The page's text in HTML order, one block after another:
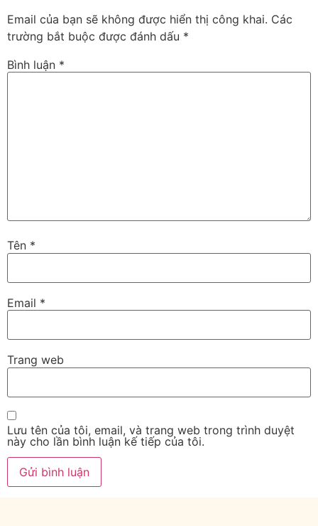
Email của bạn sẽ không được hiển thị công khai. Các
trường bắt buộc được đánh dấu *
Bình luận *
Tên *
Email *
Trang web
Lưu tên của tôi, email, và trang web trong trình duyệt
này cho lần bình luận kế tiếp của tôi.